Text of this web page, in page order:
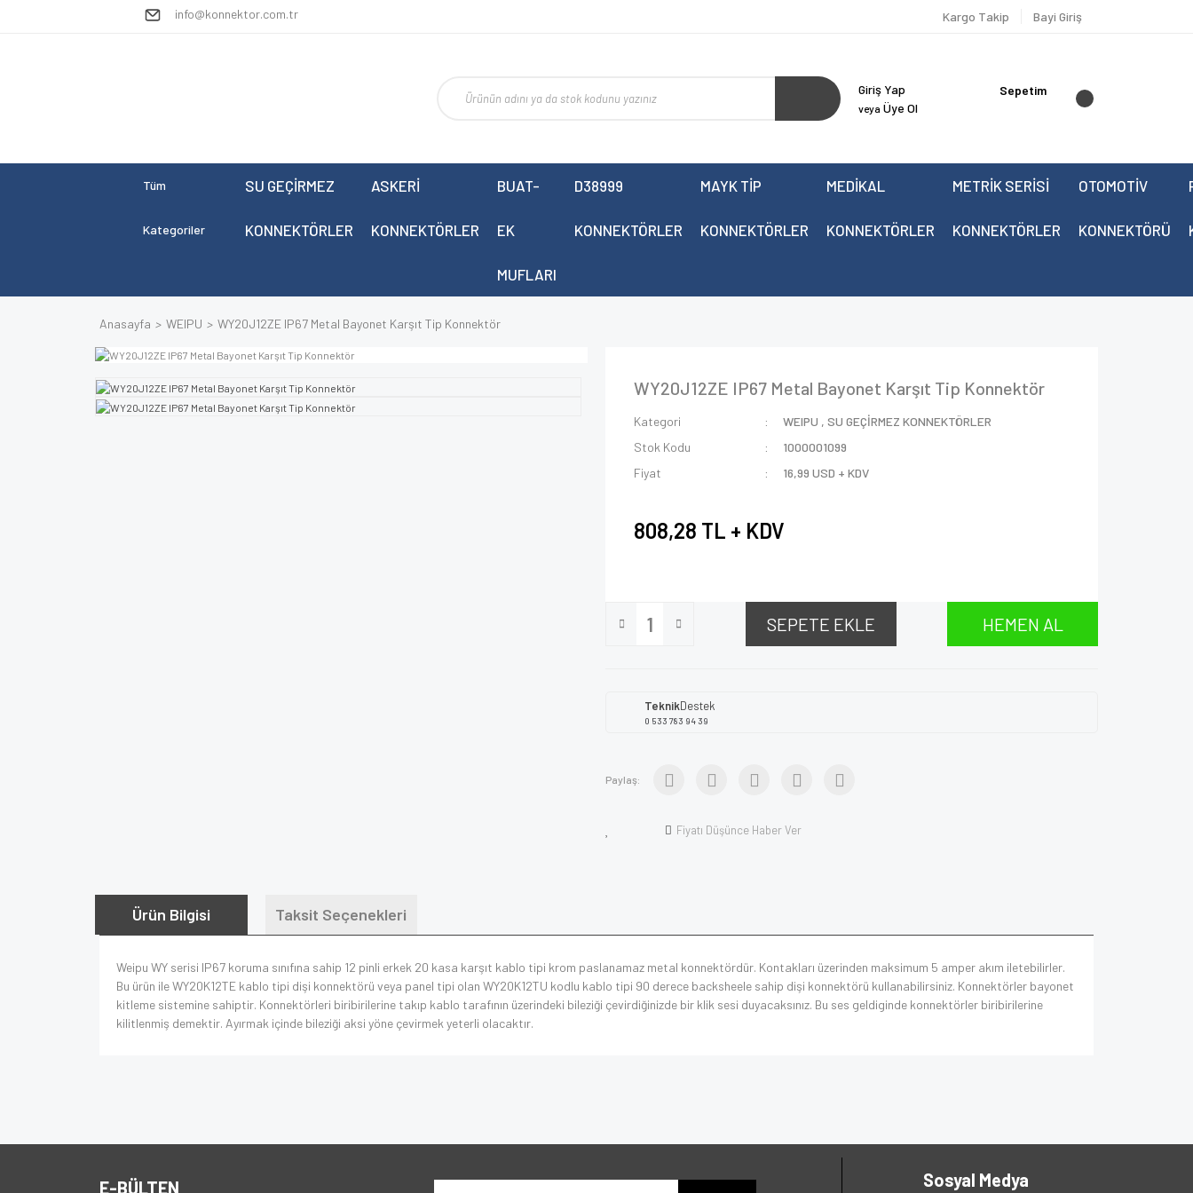
info@konnektor.com.tr Kargo Takip Bayi Giriş
Giriş Yap
veya Üye Ol
Sepetim
Tüm
Kategoriler
SU GEÇİRMEZ
KONNEKTÖRLER
ASKERİ
KONNEKTÖRLER
BUAT-
EK
MUFLARI
D38999
KONNEKTÖRLER
MAYK TİP
KONNEKTÖRLER
MEDİKAL
KONNEKTÖRLER
METRİK SERİSİ
KONNEKTÖRLER
OTOMOTİV
KONNEKTÖRÜ
Anasayfa WEIPU WY20J12ZE IP67 Metal Bayonet Karşıt Tip Konnektör
WY20J12ZE IP67 Metal Bayonet Karşıt Tip Konnektör
Kategori WEIPU ,SU GEÇİRMEZ KONNEKTÖRLER
Stok Kodu
1000001099
Fiyat
16,99 USD + KDV
808,28 TL + KDV
SEPETE EKLE HEMEN AL
TeknikDestek
0 533 783 94 39
Paylaş:
Fiyatı Düşünce Haber Ver
Ürün Bilgisi Taksit Seçenekleri
Weipu WY serisi IP67 koruma sınıfına sahip 12 pinli erkek 20 kasa karşıt kablo tipi krom paslanamaz metal konnektördür. Kontakları üzerinden maksimum 5 amper akım iletebilirler.
Bu ürün ile WY20K12TE kablo tipi dişi konnektörü veya panel tipi olan WY20K12TU kodlu kablo tipi 90 derece backsheele sahip dişi konnektörü kullanabilirsiniz. Konnektörler bayonet
kitleme sistemine sahiptir. Konnektörleri biribirilerine takıp kablo tarafının üzerindeki bileziği çevirdiğinizde bir klik sesi duyacaksınız. Bu ses geldiginde konnektörler biribirilerine
kilitlenmiş demektir. Ayırmak içinde bileziği aksi yöne çevirmek yeterli olacaktır.
E-BÜLTEN Sosyal Medya